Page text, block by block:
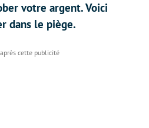
votre argent. Voici
dans le piège.